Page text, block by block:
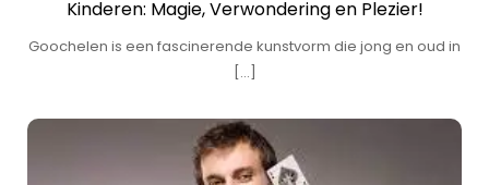
Kinderen: Magie, Verwondering en Plezier!
Goochelen is een fascinerende kunstvorm die jong en oud in
[…]